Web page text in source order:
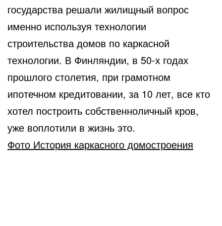
государства решали жилищный вопрос
именно используя технологии
строительства домов по каркасной
технологии. В Финляндии, в 50-х годах
прошлого столетия, при грамотном
ипотечном кредитовании, за 10 лет, все кто
хотел построить собственноличный кров,
уже воплотили в жизнь это.
Фото История каркасного домостроения